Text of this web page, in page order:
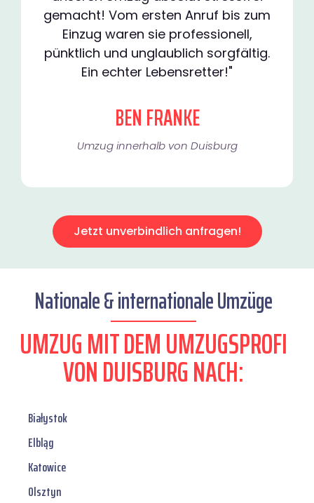
gemacht! Vom ersten Anruf bis zum
Einzug waren sie professionell,
pünktlich und unglaublich sorgfältig.
Ein echter Lebensretter!"
BEN FRANKE
Umzug innerhalb von Duisburg​
Jetzt unverbindlich anfragen!
Nationale & internationale Umzüge
UMZUG MIT DEM UMZUGSPROFI
VON DUISBURG NACH:
Białystok
Elbląg
Katowice
Olsztyn